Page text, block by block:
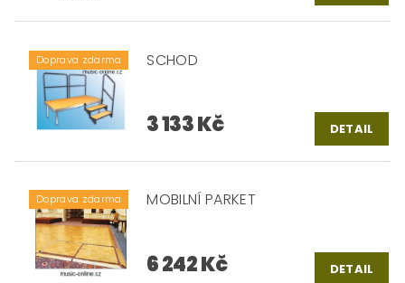
Doprava zdarma SCHOD
3 133 Kč DETAIL
Doprava zdarma MOBILNÍ PARKET
6 242 Kč DETAIL